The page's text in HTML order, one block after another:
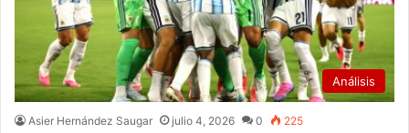
Análisis
Asier Hernández Saugar julio 4, 2026 0 225